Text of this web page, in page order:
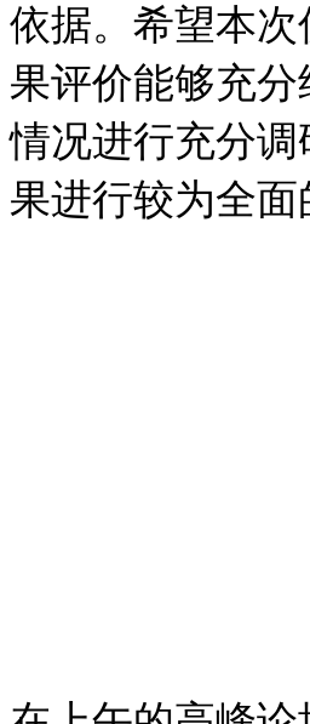
依据。希望本
果评价能够充
情况进行充分
果进行较为全